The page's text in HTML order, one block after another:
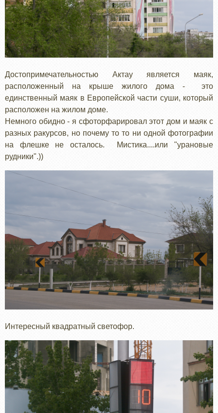
Достопримечательностью Актау является маяк,
расположенный на крыше жилого дома - это
единственный маяк в Европейской части суши, который
расположен на жилом доме.
Немного обидно - я сфоторфарировал этот дом и маяк с
разных ракурсов, но почему то то ни одной фотографии
на флешке не осталось. Мистика....или "урановые
рудники".))
Интересный квадратный светофор.